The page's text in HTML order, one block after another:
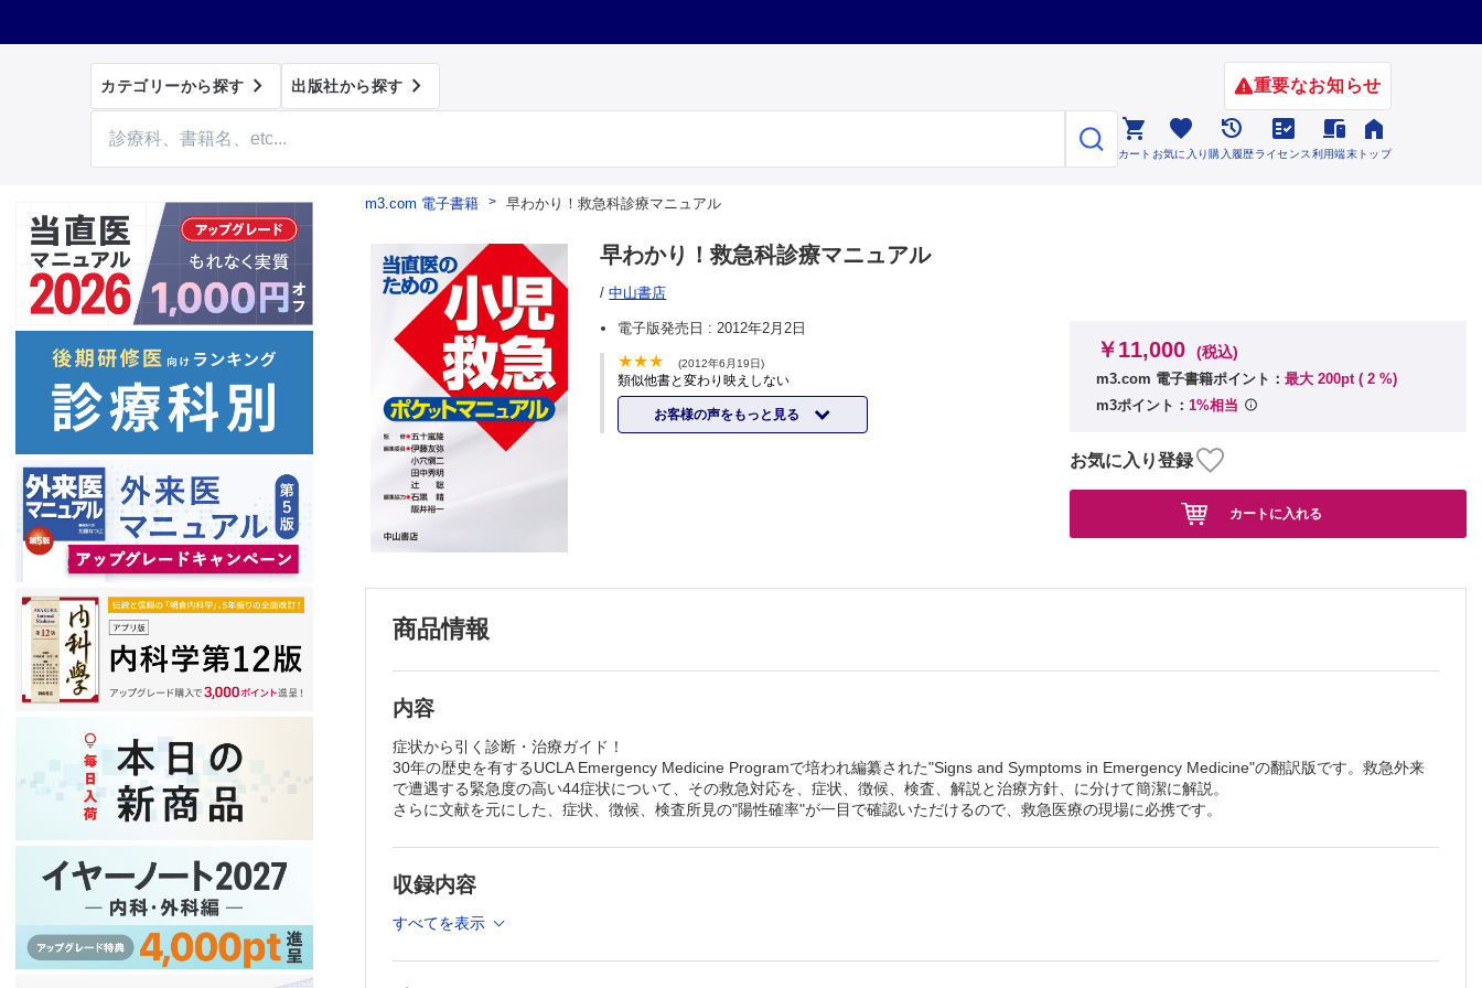
カテゴリーから探す  出版社から探す  重要なお知らせ

カート

お気に入り

購入履歴

ライセンス

利用端末

トップ
m3.com 電子書籍 早わかり！救急科診療マニュアル
早わかり！救急科診療マニュアル
/中山書店
電子版発売日 :2012年2月2日
(2012年6月19日)
類似他書と変わり映えしない
お客様の声をもっと見る
￥11,000 (税込)
m3.com 電子書籍ポイント： 最大 200pt ( 2 %)
m3ポイント： 1%相当
お気に入り登録
カートに入れる
商品情報
内容
症状から引く診断・治療ガイド！
30年の歴史を有するUCLA Emergency Medicine Programで培われ編纂された"Signs and Symptoms in Emergency Medicine"の翻訳版です。救急外来
で遭遇する緊急度の高い44症状について、その救急対応を、症状、徴候、検査、解説と治療方針、に分けて簡潔に解説。
さらに文献を元にした、症状、徴候、検査所見の"陽性確率"が一目で確認いただけるので、救急医療の現場に必携です。
収録内容
すべてを表示